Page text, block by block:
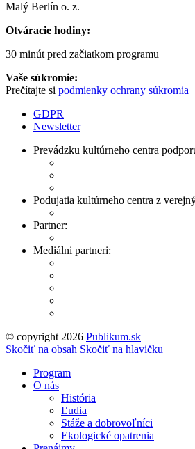
Malý Berlín o. z.
Otváracie hodiny:
30 minút pred začiatkom programu
Vaše súkromie:
Prečítajte si podmienky ochrany súkromia
GDPR
Newsletter
Prevádzku kultúrneho centra
Podujatia kultúrneho centra z
Partner:
Mediálni partneri:
© copyright 2026 Publikum.sk
Tvorba stránok: Enjoy
Skočiť na obsah Skočiť na hlavičku
Program
O nás
História
Ľudia
Stáže a dobrovoľníci
Ekologické opatrenia